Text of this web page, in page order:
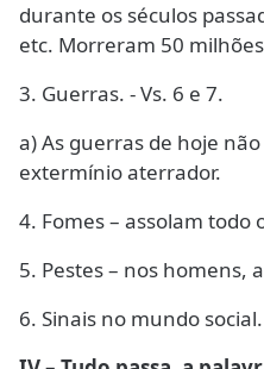
durante os séculos
etc. Morreram 50
3. Guerras. - Vs. 6 e 7.
a) As guerras de hoje
extermínio aterrador.
4. Fomes – assolam todo
5. Pestes – nos homens,
6. Sinais no mundo